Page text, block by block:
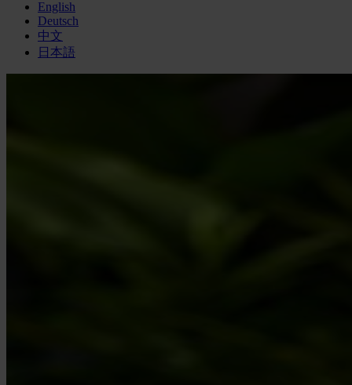
English
Deutsch
中文
日本語